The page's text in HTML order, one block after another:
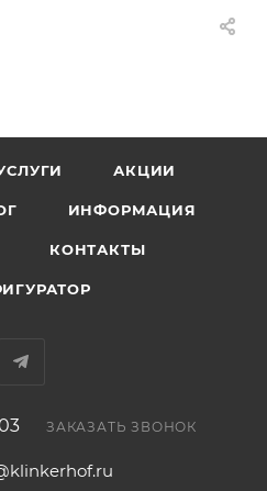
АКЦИИ
ИНФОРМАЦИЯ
КОНТАКТЫ
ЗАКАЗАТЬ ЗВОНОК